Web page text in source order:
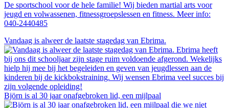
De sportschool voor de hele familie! Wij bieden martial arts voor
jeugd en volwassenen, fitnessgroepslessen en fitness. Meer info:
040-2440485
Vandaag is alweer de laatste stagedag van Ebrima.
Björn is al 30 jaar onafgebroken lid, een mijlpaal